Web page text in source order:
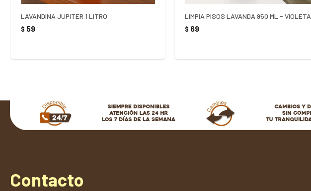
LAVANDINA JUPITER 1 LITRO
$ 59
LIMPIA PISOS LAVANDA 950 ML - VIOLETA
$ 69
Contacto